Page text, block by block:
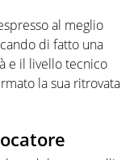
al meglio
di fatto una
e il livello tecnico
la sua ritrovata